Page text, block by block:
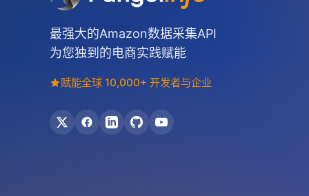
最强大的Amazon数据采集API
为您独到的电商实践赋能
赋能全球 10,000+ 开发者与企业